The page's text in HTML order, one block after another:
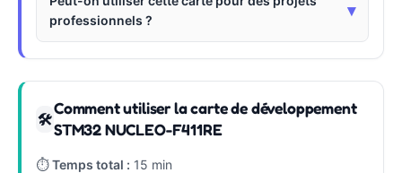
professionnels ?
▾
🛠
Comment utiliser la carte de développement
STM32 NUCLEO-F411RE
⏱Temps total : 15 min